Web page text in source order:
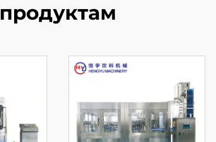
продуктам